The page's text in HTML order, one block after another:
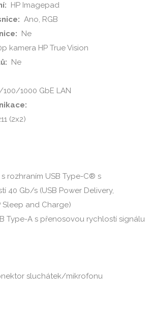
Ne
(2x2)
rozhraním USB Type-C® s
40 Gb/s (USB Power Delivery,
Sleep and Charge)
Type-A s přenosovou rychlostí signálu
sluchátek/mikrofonu